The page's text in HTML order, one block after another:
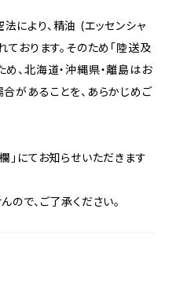
により、精油 (エッセンシャ
おります。そのため「陸送及
、北海道・沖縄県・離島はお
があることを、あらかじめご
」にてお知らせいただきます
で、ご了承ください。